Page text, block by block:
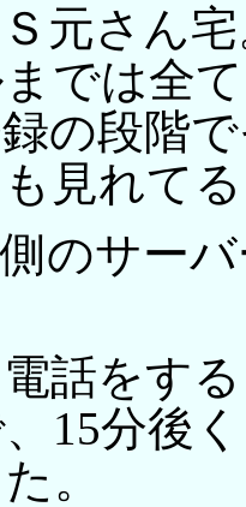
元さん
では全
の段階
見れて
のサー
話をす
15分後
。